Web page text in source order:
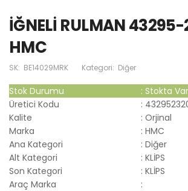
İĞNELİ RULMAN 43295-
HMC
SK: BE14029MRK Kategori: Diğer
Stok Durumu : Stokta Var
Üretici Kodu
:
Kalite
: Orjinal
Marka
: HMC
Ana Kategori
: Diğer
Alt Kategori
: KLİPS
Son Kategori
: KLİPS
Araç Marka
: